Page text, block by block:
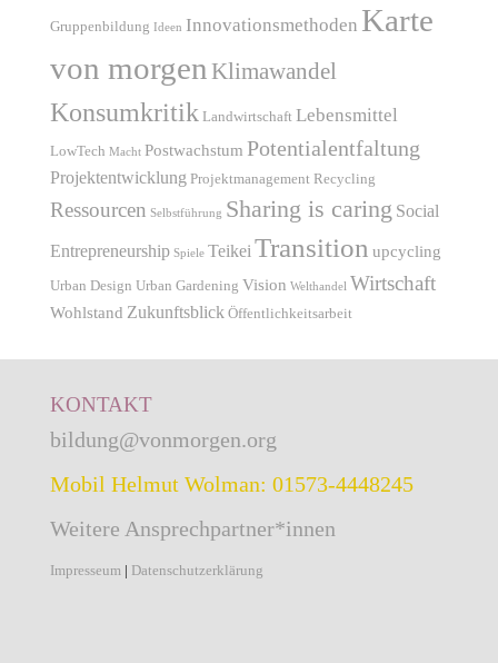
Gruppenbildung Ideen Innovationsmethoden Karte
von morgen Klimawandel
Konsumkritik Landwirtschaft Lebensmittel
LowTech Macht Postwachstum Potentialentfaltung
Projektentwicklung Projektmanagement Recycling
Ressourcen Selbstführung Sharing is caring Social
Entrepreneurship Spiele Teikei Transition upcycling
Urban Design Urban Gardening Vision Welthandel Wirtschaft
Wohlstand Zukunftsblick Öffentlichkeitsarbeit
KONTAKT
bildung@vonmorgen.org
Mobil Helmut Wolman: 01573-4448245
Weitere Ansprechpartner*innen
Impresseum | Datenschutzerklärung